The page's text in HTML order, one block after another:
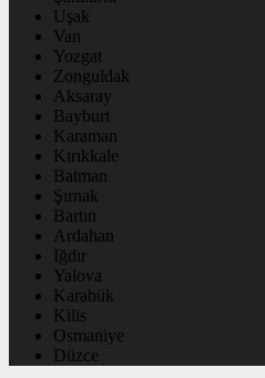
Uşak
Van
Yozgat
Zonguldak
Aksaray
Bayburt
Karaman
Kırıkkale
Batman
Şırnak
Bartın
Ardahan
Iğdır
Yalova
Karabük
Kilis
Osmaniye
Düzce